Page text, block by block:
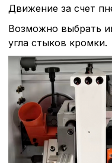
Движение за счет
Возможно выбрать
угла стыков кромки.